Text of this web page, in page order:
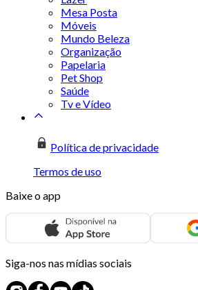
Mesa Posta
Móveis
Mundo Beleza
Organização
Papelaria
Pet Shop
Saúde
Tv e Vídeo
Política de privacidade
Termos de uso
Baixe o app
Siga-nos nas mídias sociais